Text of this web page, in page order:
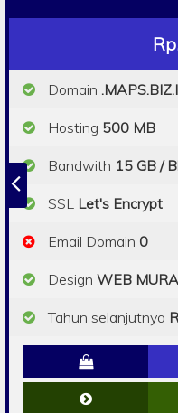
Domain
Hosting 500 MB
Bandwith 15 GB /
SSL Let's Encrypt
Email Domain 0
Design WEB
Tahun selanjutnya